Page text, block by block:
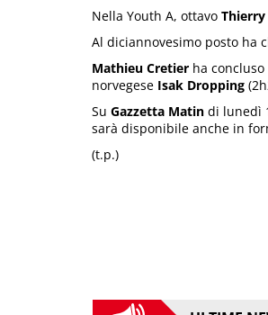
Nella Youth A, ottavo
Al diciannovesimo posto ha
Mathieu Cretier ha
norvegese Isak Dropping
Su Gazzetta Matin di lunedì
sarà disponibile anche in
(t.p.)